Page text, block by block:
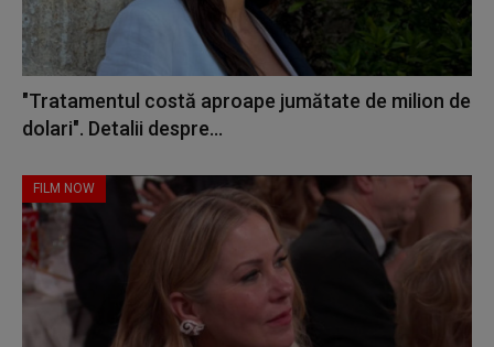
"Tratamentul costă aproape jumătate de milion de
dolari". Detalii despre...
FILM NOW